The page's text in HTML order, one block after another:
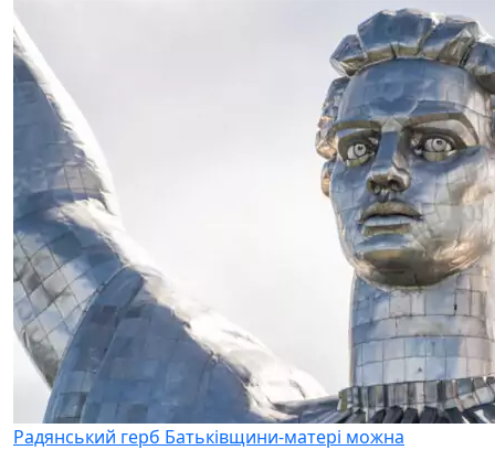
Радянський герб Батьківщини-матері можна